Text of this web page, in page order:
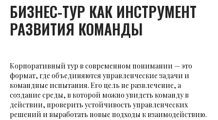
БИЗНЕС-ТУР КАК ИНСТРУМЕНТ
РАЗВИТИЯ КОМАНДЫ
Корпоративный тур в современном понимании — это
формат, где объединяются управленческие задачи и
командные испытания. Его цель не развлечение, а
создание среды, в которой можно увидеть команду в
действии, проверить устойчивость управленческих
решений и выработать новые подходы к взаимодействию.